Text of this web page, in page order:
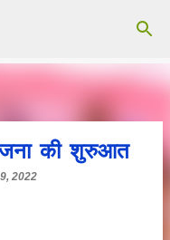
की शुरुआत
2022